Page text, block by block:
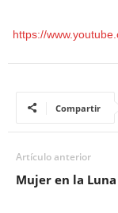
https://
Compartir
Artículo anterior
Mujer en la Luna